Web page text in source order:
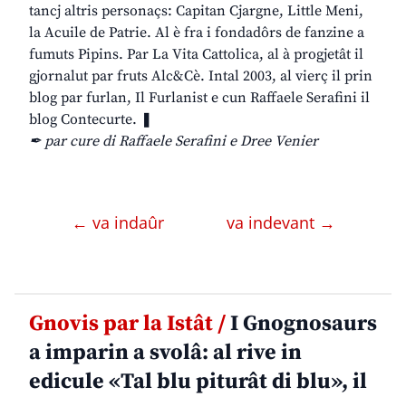
tancj altris personaçs: Capitan Cjargne, Little Meni,
la Acuile de Patrie. Al è fra i fondadôrs de fanzine a
fumuts Pipins. Par La Vita Cattolica, al à progjetât il
gjornalut par fruts Alc&Cè. Intal 2003, al vierç il prin
blog par furlan, Il Furlanist e cun Raffaele Serafini il
blog Contecurte. ❚
✒ par cure di Raffaele Serafini e Dree Venier
← va indaûr va indevant →
Gnovis par la Istât /I Gnognosaurs
a imparin a svolâ: al rive in
edicule «Tal blu piturât di blu», il